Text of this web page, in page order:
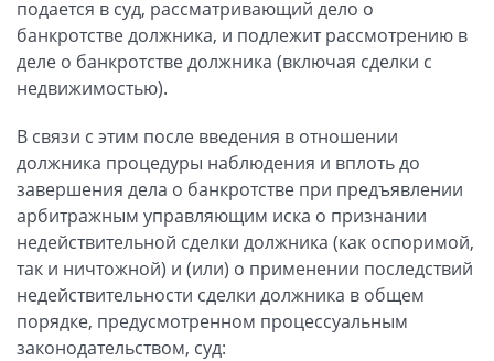
подается в суд, рассматривающий дело о
банкротстве должника, и подлежит рассмотрению в
деле о банкротстве должника (включая сделки с
недвижимостью).
В связи с этим после введения в отношении
должника процедуры наблюдения и вплоть до
завершения дела о банкротстве при предъявлении
арбитражным управляющим иска о признании
недействительной сделки должника (как оспоримой,
так и ничтожной) и (или) о применении последствий
недействительности сделки должника в общем
порядке, предусмотренном процессуальным
законодательством, суд: